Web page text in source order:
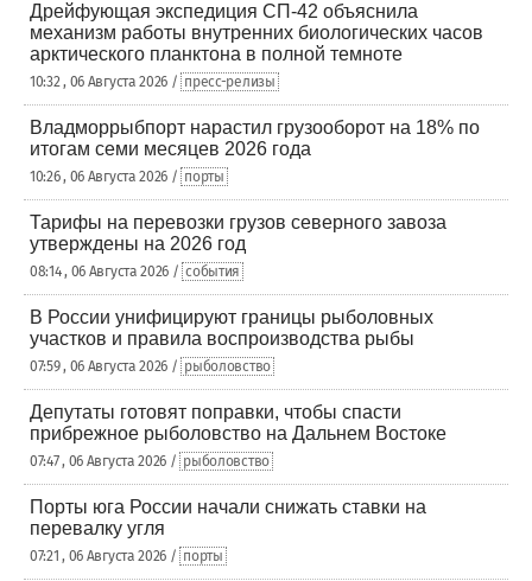
Дрейфующая экспедиция СП-42 объяснила
механизм работы внутренних биологических часов
арктического планктона в полной темноте
10:32 , 06 Августа 2026 / пресс-релизы
Владморрыбпорт нарастил грузооборот на 18% по
итогам семи месяцев 2026 года
10:26 , 06 Августа 2026 / порты
Тарифы на перевозки грузов северного завоза
утверждены на 2026 год
08:14 , 06 Августа 2026 / события
В России унифицируют границы рыболовных
участков и правила воспроизводства рыбы
07:59 , 06 Августа 2026 / рыболовство
Депутаты готовят поправки, чтобы спасти
прибрежное рыболовство на Дальнем Востоке
07:47 , 06 Августа 2026 / рыболовство
Порты юга России начали снижать ставки на
перевалку угля
07:21 , 06 Августа 2026 / порты